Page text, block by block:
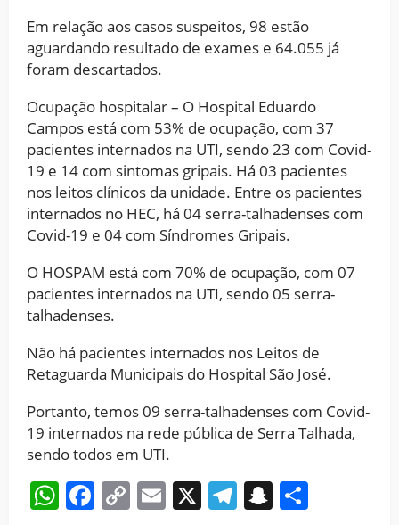
Em relação aos casos suspeitos, 98 estão
aguardando resultado de exames e 64.055 já
foram descartados.
Ocupação hospitalar – O Hospital Eduardo
Campos está com 53% de ocupação, com 37
pacientes internados na UTI, sendo 23 com Covid-
19 e 14 com sintomas gripais. Há 03 pacientes
nos leitos clínicos da unidade. Entre os pacientes
internados no HEC, há 04 serra-talhadenses com
Covid-19 e 04 com Síndromes Gripais.
O HOSPAM está com 70% de ocupação, com 07
pacientes internados na UTI, sendo 05 serra-
talhadenses.
Não há pacientes internados nos Leitos de
Retaguarda Municipais do Hospital São José.
Portanto, temos 09 serra-talhadenses com Covid-
19 internados na rede pública de Serra Talhada,
sendo todos em UTI.
WhatsApp
Facebook
CopyEmail
X Telegram
Snapchat